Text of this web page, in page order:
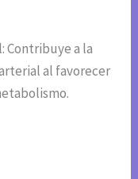
Contribuye a la
al favorecer